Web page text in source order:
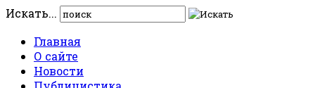
Искать...
Главная
О сайте
Новости